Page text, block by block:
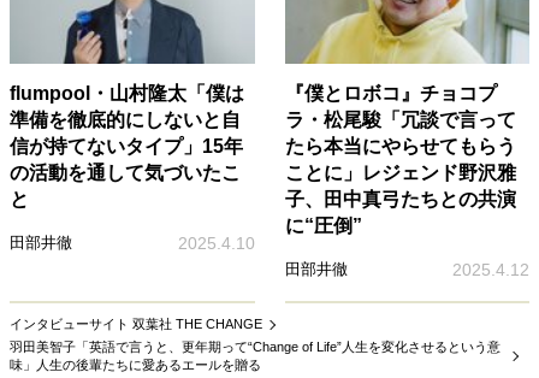
flumpool・山村隆太「僕は
準備を徹底的にしないと自
信が持てないタイプ」15年
の活動を通して気づいたこ
と
田部井徹 2025.4.10
『僕とロボコ』チョコプ
ラ・松尾駿「冗談で言って
たら本当にやらせてもらう
ことに」レジェンド野沢雅
子、田中真弓たちとの共演
に“圧倒”
田部井徹 2025.4.12
インタビューサイト 双葉社 THE CHANGE
羽田美智子「英語で言うと、更年期って“Change of Life”人生を変化させるという意
味」人生の後輩たちに愛あるエールを贈る